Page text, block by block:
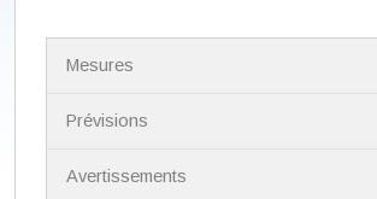
Mesures
Prévisions
Avertissements